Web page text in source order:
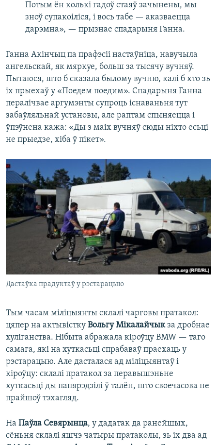
Потым ён колькі гадоў стаяў зачынены, мы
зноў супакоіліся, і вось табе — аказваецца
дарэмна», — прызнае спадарыня Ганна.
Ганна Акінчыц па прафэсіі настаўніца, навучыла
ангельскай, як мяркуе, больш за тысячу вучняў.
Пытаюся, што б сказала былому вучню, калі б хто зь
іх прыехаў у «Поедем поедим». Спадарыня Ганна
пералічвае аргумэнты супроць існаваньня тут
забаўляльнай установы, але раптам спыняецца і
ўпэўнена кажа: «Ды з маіх вучняў сюды ніхто есьці
не прыедзе, хіба ў пікет».
Дастаўка прадуктаў у рэстарацыю
Тым часам міліцыянты склалі чарговы пратакол:
цяпер на актывістку Вольгу Мікалайчыкза дробнае
хуліганства. Нібыта абражала кіроўцу BMW — таго
самага, які на хуткасьці спрабаваў праехаць у
рэстарацыю. Але дасталася ад міліцыянтаў і
кіроўцу: склалі пратакол за перавышэньне
хуткасьці ды папярэдзілі ў талён, што своечасова не
прайшоў тэхагляд.
На Паўла Севярынца, у дадатак да ранейшых,
сёньня склалі яшчэ чатыры пратаколы, зь іх два ад